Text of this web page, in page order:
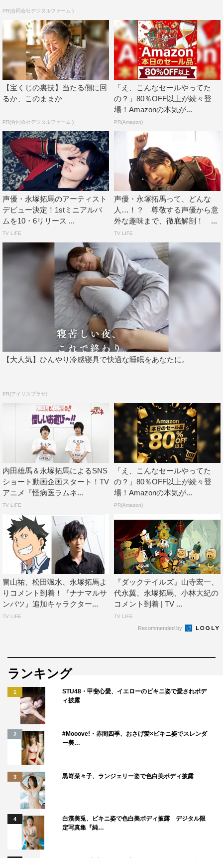
PR(合同会社デジタルファーム )
【宝くじの裏技】当たる側に回
るか、このままか
PR(合同会社デジタルファーム )
「え、こんなセールやってた
の？」80％OFF以上が続々登
場！Amazonの本気が...
PR(Amazon)
声優・永塚拓馬のアーティスト
デビュー決定！1stミニアルバ
ムを10・6リリース ...
TV LIFE
声優・永塚拓馬って、どんな
人…！？ 尊敬する声優から意
外な趣味まで、徹底解剖！ ...
TV LIFE
【大人気】ひんやり冷感寝具で快適な睡眠をあなたに。
PR(アイリスプラザ)
内田雄馬＆永塚拓馬によるSNS
ショート動画企画スタート！TV
アニメ『怪病医ラムネ...
TV LIFE
「え、こんなセールやってた
の？」80％OFF以上が続々登
場！Amazonの本気が...
PR(Amazon)
畠山祐、松田颯水、永塚拓馬よ
りコメント到着！『ナナマルサ
ンバツ』追加キャラクター...
TV LIFE
『ダックテイルズ』山寺宏一、
代永翼、永塚拓馬、小林大紀の
コメント到着 | TV ...
TV LIFE
Recommended by
ランキング
1
STU48・甲斐心愛、イエローのビキニ姿で愛されボデ
ィ披露
2
#Mooove!・赤間四季、おさげ髪×ビキニ姿でスレンダ
ー美…
3 黒嵜菜々子、ランジェリー姿で色白美ボディ披露
4
白濱美兎、ビキニ姿で色白美ボディ披露 デジタル限
定写真集『純…